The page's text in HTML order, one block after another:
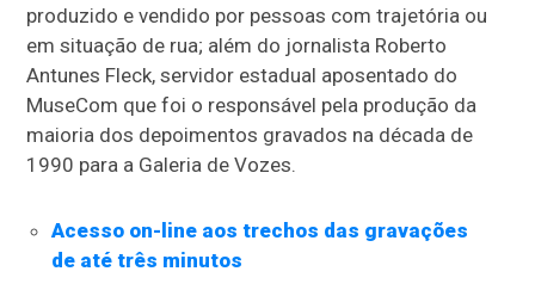
produzido e vendido por pessoas com trajetória ou
em situação de rua; além do jornalista Roberto
Antunes Fleck, servidor estadual aposentado do
MuseCom que foi o responsável pela produção da
maioria dos depoimentos gravados na década de
1990 para a Galeria de Vozes.
Acesso on-line aos trechos das gravações
de até três minutos